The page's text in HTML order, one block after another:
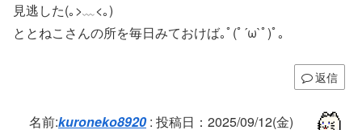
見逃した(｡>﹏<｡)
ととねこさんの所を毎日みておけば｡ﾟ(ﾟ´ω`ﾟ)ﾟ｡
返信
名前:kuroneko8920: 投稿日：2025/09/12(金)